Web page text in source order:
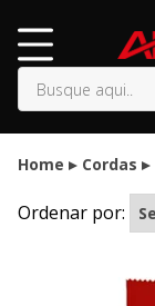
Home Cordas
Ordenar por: